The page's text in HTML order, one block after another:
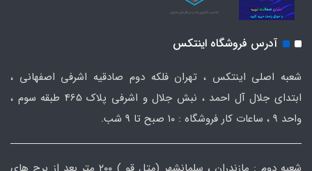
آدرس فروشگاه اینتکس
شعبه اصلی اینتکس ، تهران فلکه دوم صادقیه اشرفی اصفهانی ،
ابتدای جلال آل احمد ، نبش جلال و اشرفی پلاک 465 طبقه سوم ،
واحد ۹ ، ساعات کار فروشگاه : ۱۰ صبح تا ۹ شب.